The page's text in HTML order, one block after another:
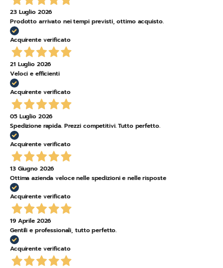
23 Luglio 2026
Prodotto arrivato nei tempi previsti, ottimo acquisto.
Acquirente verificato
21 Luglio 2026
Veloci e efficienti
Acquirente verificato
05 Luglio 2026
Spedizione rapida. Prezzi competitivi. Tutto perfetto.
Acquirente verificato
13 Giugno 2026
Ottima azienda veloce nelle spedizioni e nelle risposte
Acquirente verificato
19 Aprile 2026
Gentili e professionali, tutto perfetto.
Acquirente verificato